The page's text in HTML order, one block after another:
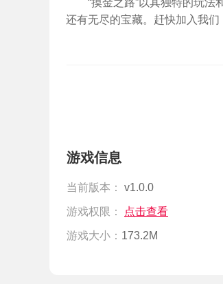
“摸金之路”以其独特的玩
还有无尽的宝藏。赶快加入我们
游戏信息
当前版本： v1.0.0
游戏权限： 点击查看
游戏大小： 173.2M